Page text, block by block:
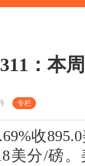
：本
专栏
收895.0
美分/磅